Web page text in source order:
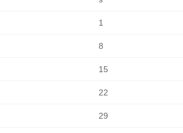
1
8
15
22
29